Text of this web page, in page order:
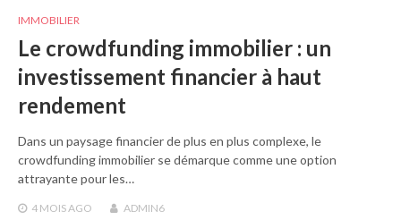
IMMOBILIER
Le crowdfunding immobilier : un
investissement financier à haut
rendement
Dans un paysage financier de plus en plus complexe, le
crowdfunding immobilier se démarque comme une option
attrayante pour les…
4 MOISAGO ADMIN6